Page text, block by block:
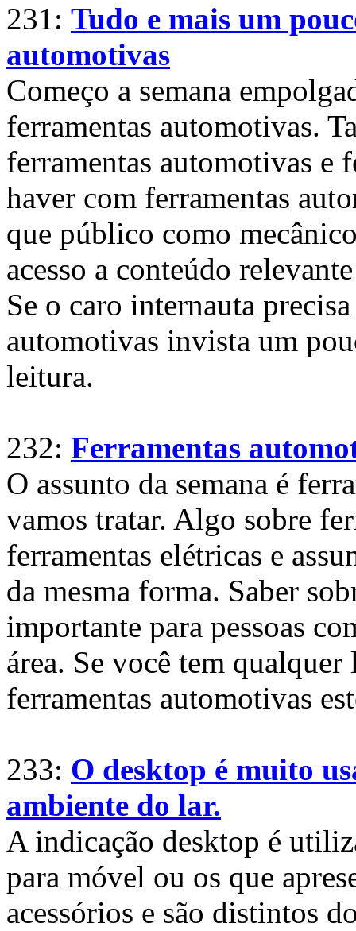
231: Tudo e mais um
automotivas
Começo a semana
ferramentas automotivas.
ferramentas automotivas e
haver com ferramentas
que público como
acesso a conteúdo
Se o caro internauta
automotivas invista um
leitura.
232: Ferramentas
O assunto da semana é
vamos tratar. Algo sobre
ferramentas elétricas e
da mesma forma. Saber
importante para pessoas
área. Se você tem
ferramentas automotivas
233: O desktop é muito
ambiente do lar.
A indicação desktop é
para móvel ou os que
acessórios e são distintos